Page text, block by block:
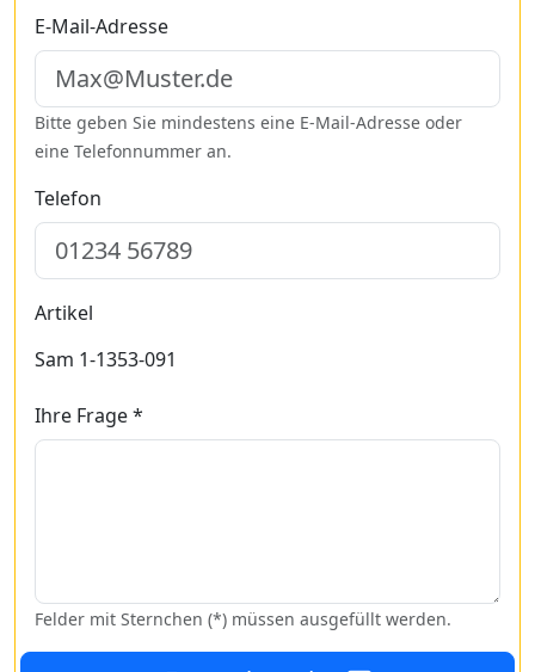
E-Mail-Adresse
Bitte geben Sie mindestens eine E-Mail-Adresse oder
eine Telefonnummer an.
Telefon
Artikel
Sam 1-1353-091
Ihre Frage *
Felder mit Sternchen (*) müssen ausgefüllt werden.